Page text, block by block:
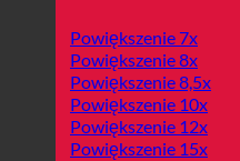
Powiększenie 7x
Powiększenie 8x
Powiększenie 8,5x
Powiększenie 10x
Powiększenie 12x
Powiększenie 15x